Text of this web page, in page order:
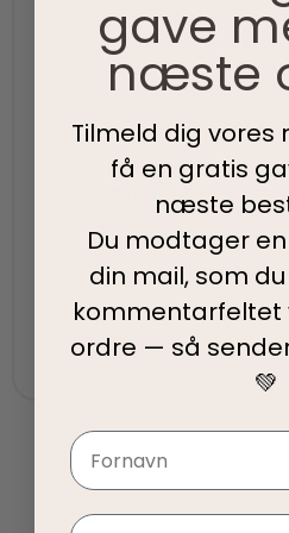
95% af alle ordrer pakkes
som du
5-Stjernet
Vi har topscore på både
Trustpilot - Vi er her
Fair
Vi tilbyder fair priser,
kvalitetsprodukter uden
gave
næste
Tilmeld dig vores
få en gratis
næste
Du modtager
din mail, som
kommentarfeltet
ordre — så
💚
Navn